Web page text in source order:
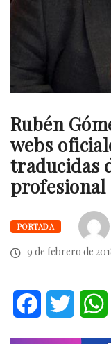
Rubén
webs
traducidas
profesional
PORTADA
9 de febrero de
FacebookTwitter